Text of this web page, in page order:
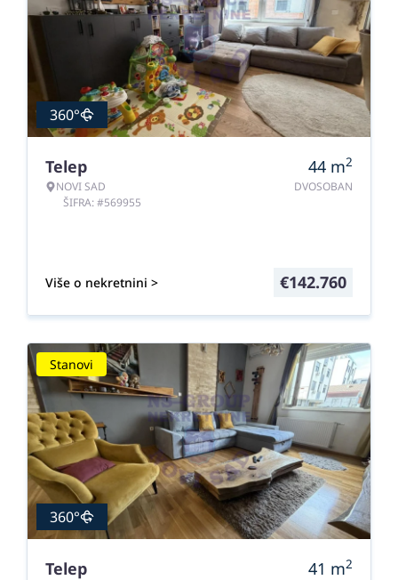
360°
Telep
NOVI SAD
ŠIFRA: #569955
44 m2
DVOSOBAN
Više o nekretnini > €142.760
Stanovi
360°
Telep 41 m2